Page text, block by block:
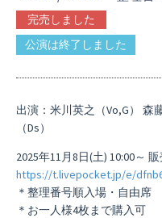
完売しました
公演は終了しました
出演：米川英之（Vo,G） 森
（Ds）
2025年11月8日(土) 10:00～
https://t.livepocket.jp/e/
＊整理番号順入場・自由席
＊お一人様4枚まで購入可